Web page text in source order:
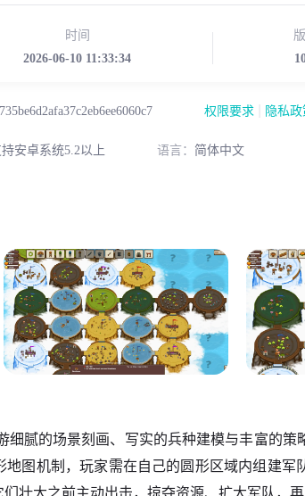
时间
2026-06-10 11:33:34
权限要求 隐私政
安卓系统5.2以上 语言： 简体中文
细腻的场景刻画、写实的兵种建模与丰富的策
图机制，玩家需在自己的圆形区域内组建军